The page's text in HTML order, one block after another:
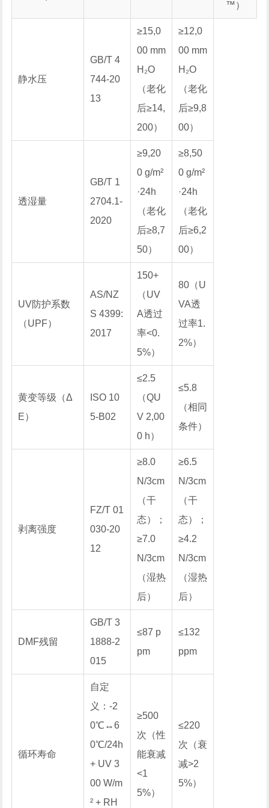
™）
静水压
GB/T 4
744-20
13
≥15,0
00 mm
H₂O
（老化
后≥14,
200）
≥12,0
00 mm
H₂O
（老化
后≥9,8
00）
透湿量
GB/T 1
2704.1-
2020
≥9,20
0 g/m²
·24h
（老化
后≥8,7
50）
≥8,50
0 g/m²
·24h
（老化
后≥6,2
00）
UV防护系数
（UPF）
AS/NZ
S 4399:
2017
150+
（UV
A透过
率<0.
5%）
80（U
VA透
过率1.
2%）
黄变等级（Δ
E）
ISO 10
5-B02
≤2.5
（QU
V 2,00
0 h）
≤5.8
（相同
条件）
剥离强度
FZ/T 01
030-20
12
≥8.0
N/3cm
（干
态）；
≥7.0
N/3cm
（湿热
后）
≥6.5
N/3cm
（干
态）；
≥4.2
N/3cm
（湿热
后）
DMF残留
GB/T 3
1888-2
015
≤87 p
pm
≤132
ppm
循环寿命
自定
义：-2
0℃↔6
0℃/24h
+ UV 3
00 W/m
² + RH
≥500
次（性
能衰减
<1
5%）
≤220
次（衰
减>2
5%）